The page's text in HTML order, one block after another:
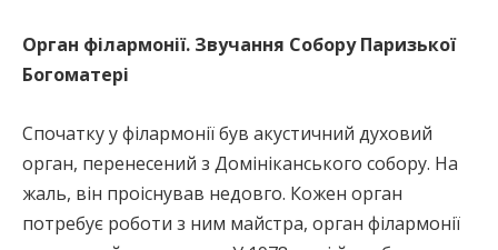
Орган філармонії. Звучання Собору Паризької
Богоматері
Спочатку у філармонії був акустичний духовий
орган, перенесений з Домініканського собору. На
жаль, він проіснував недовго. Кожен орган
потребує роботи з ним майстра, орган філармонії